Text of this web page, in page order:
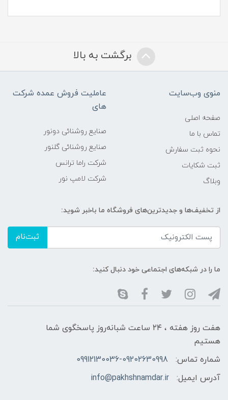
برگشت به بالا
منوی وب‌سایت
صفحه اصلی
تماس با ما
نحوه ثبت سفارش
ثبت شکایات
وبلاگ
عاملیت فروش عمده شرکت
های
صنایع روشنائی دونور
صنایع روشنائی گلنور
شرکت راما ترانس
شرکت لامپ نور
از تخفیف‌ها و جدیدترین‌های فروشگاه ما باخبر شوید:
ثبت‌نام
ما را در شبکه‌های اجتماعی خود دنبال کنید:
هفت روز هفته ، ۲۴ ساعت شبانه‌روز پاسخگوی شما
هستیم
شماره تماس:
09912130036-09202630998
آدرس ایمیل:
info@pakhshnamdar.ir